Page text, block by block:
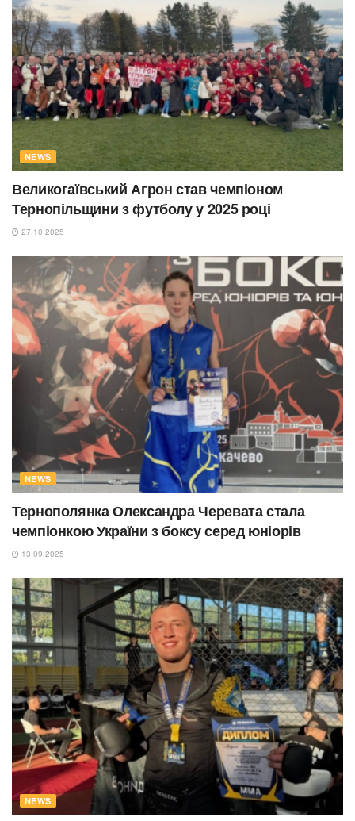
NEWS
Великогаївський Агрон став чемпіоном
Тернопільщини з футболу у 2025 році
27.10.2025
NEWS
Тернополянка Олександра Черевата стала
чемпіонкою України з боксу серед юніорів
13.09.2025
NEWS